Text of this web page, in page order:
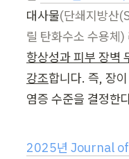
대사물(단쇄지방산
릴 탄화수소 수용체
항상성과 피부 장벽
강조합니다. 즉, 장
염증 수준을 결정한
2025년 Journal